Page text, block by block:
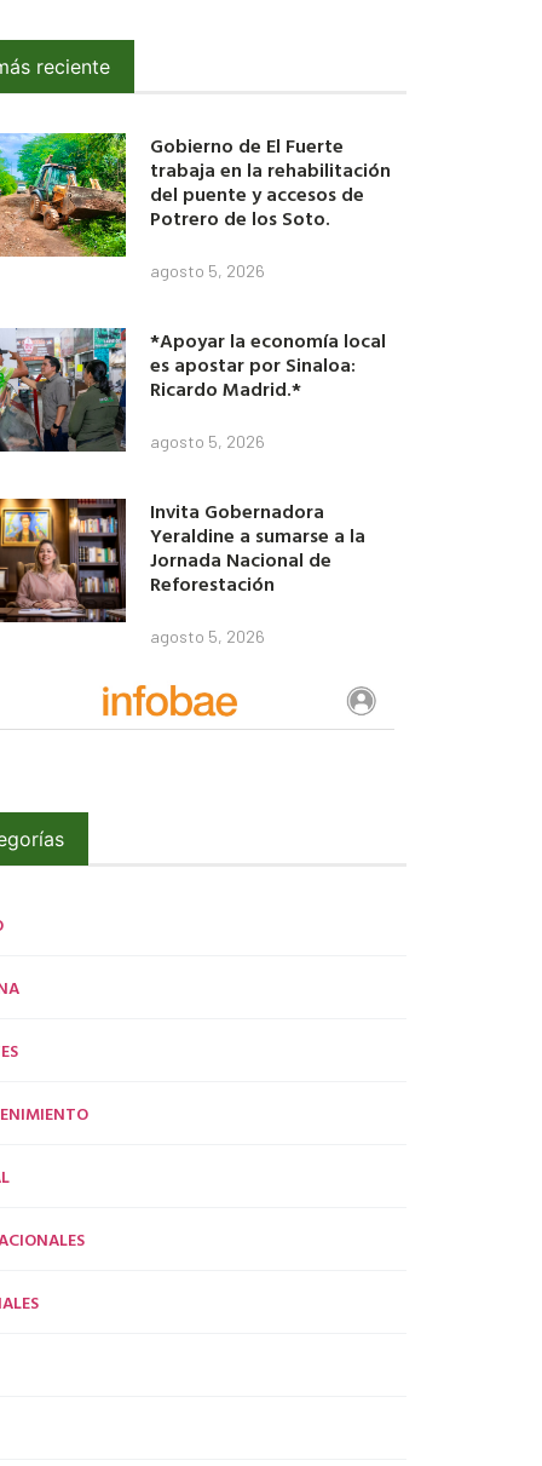
reciente
Gobierno de El Fuerte
trabaja en la rehabilitación
del puente y accesos de
Potrero de los Soto.
agosto 5, 2026
*Apoyar la economía local
es apostar por Sinaloa:
Ricardo Madrid.*
agosto 5, 2026
Invita Gobernadora
Yeraldine a sumarse a la
Jornada Nacional de
Reforestación
agosto 5, 2026